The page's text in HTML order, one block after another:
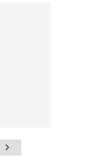
Pagina
successiva